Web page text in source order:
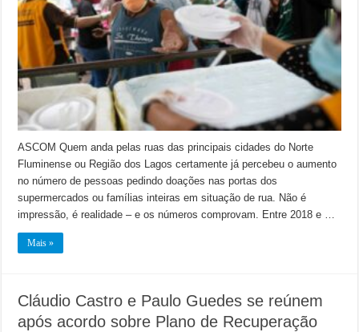
ASCOM Quem anda pelas ruas das principais cidades do Norte
Fluminense ou Região dos Lagos certamente já percebeu o aumento
no número de pessoas pedindo doações nas portas dos
supermercados ou famílias inteiras em situação de rua. Não é
impressão, é realidade – e os números comprovam. Entre 2018 e …
Mais »
Cláudio Castro e Paulo Guedes se reúnem
após acordo sobre Plano de Recuperação